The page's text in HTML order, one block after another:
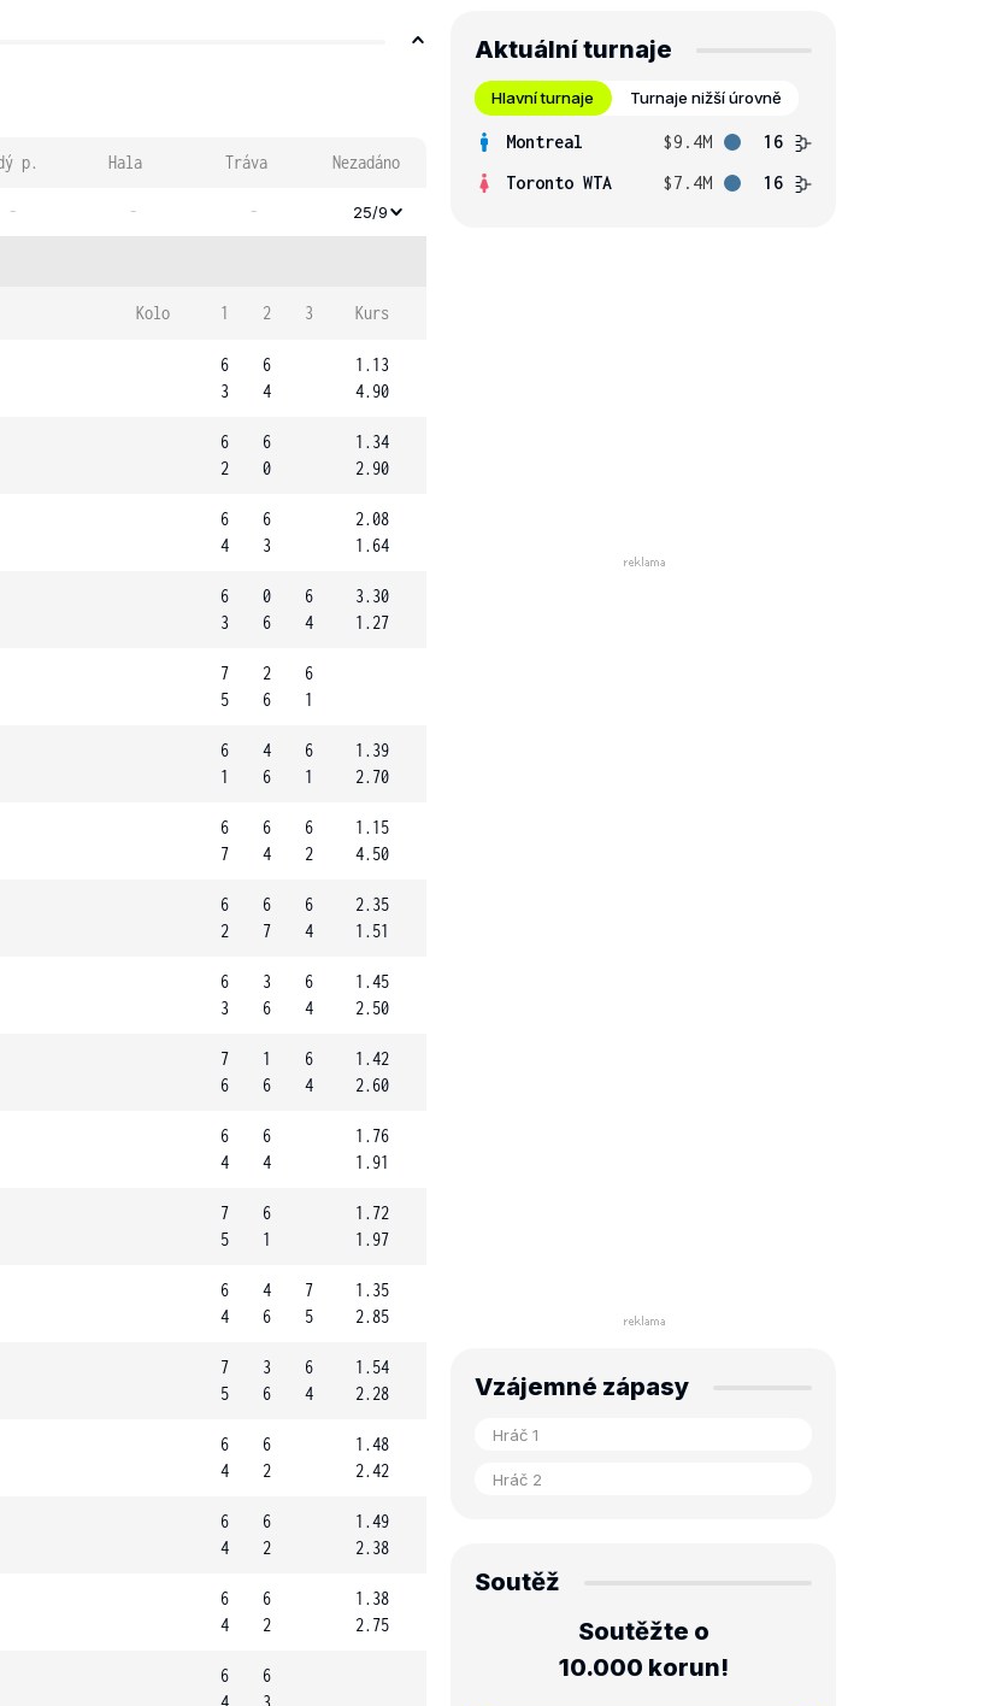
p. Hala Tráva Nezadáno
- - - 25/9
Kolo 1 2 3 Kurs
6
3
6
4
1.13
4.90
6
2
6
0
1.34
2.90
6
4
6
3
2.08
1.64
6
3
0
6
6
4
3.30
1.27
7
5
2
6
6
1
6
1
4
6
6
1
1.39
2.70
6
7
6
4
6
2
1.15
4.50
6
2
6
7
6
4
2.35
1.51
6
3
3
6
6
4
1.45
2.50
7
6
1
6
6
4
1.42
2.60
6
4
6
4
1.76
1.91
7
5
6
1
1.72
1.97
6
4
4
6
7
5
1.35
2.85
7
5
3
6
6
4
1.54
2.28
6
4
6
2
1.48
2.42
6
4
6
2
1.49
2.38
6
4
6
2
1.38
2.75
6
4
6
3
Aktuální turnaje
Hlavní turnaje Turnaje nižší úrovně
Montreal $9.4M
16
Toronto WTA
$7.4M 16
Vzájemné zápasy
Soutěž
Soutěžte o
10.000 korun!